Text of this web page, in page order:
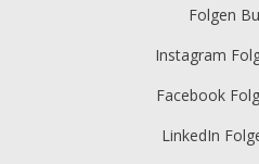
Folgen
Instagram
Facebook
LinkedIn